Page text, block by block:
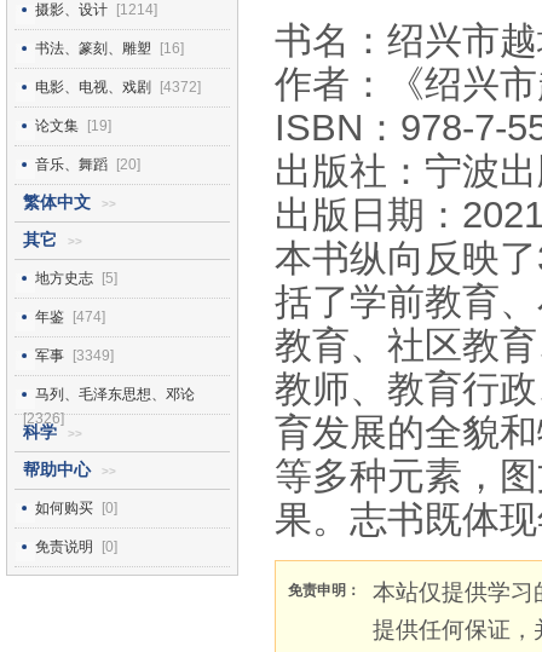
摄影、设计 [1214]
书法、篆刻、雕塑 [16]
电影、电视、戏剧 [4372]
论文集 [19]
音乐、舞蹈 [20]
繁体中文 >>
其它 >>
地方史志 [5]
年鉴 [474]
军事 [3349]
马列、毛泽东思想、邓论
[2326]
科学 >>
帮助中心 >>
如何购买 [0]
免责说明 [0]
书名：绍兴市
作者：《绍兴
ISBN：978-7-
出版社：宁波
出版日期：
本书纵向反映
括了学前教育
教育、社区教
教师、教育行
育发展的全貌
等多种元素，
果。志书既体
免责申明：
本站仅提供学习
提供任何保证，